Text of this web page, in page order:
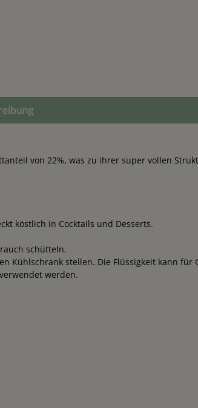
von 22%, was zu ihrer super vollen
köstlich in Cocktails und Desserts.
schütteln.
Kühlschrank stellen. Die Flüssigkeit kann
werden.